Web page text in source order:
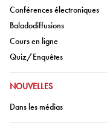
Aller à:
Conférences électroniques
Aller à:
Baladodiffusions
Aller à:
Cours en ligne
Aller à:
Quiz/Enquêtes
ALLER À:
NOUVELLES
Aller à:
Dans les médias